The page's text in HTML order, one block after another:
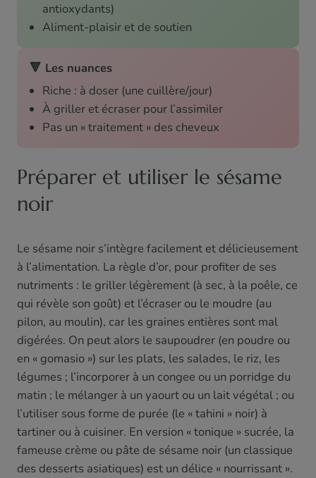
antioxydants)
Aliment-plaisir et de soutien
🔻 Les nuances
Riche : à doser (une cuillère/jour)
À griller et écraser pour l’assimiler
Pas un « traitement » des cheveux
Préparer et utiliser le sésame
noir
Le sésame noir s’intègre facilement et délicieusement
à l’alimentation. La règle d’or, pour profiter de ses
nutriments : le griller légèrement (à sec, à la poêle, ce
qui révèle son goût) et l’écraser ou le moudre (au
pilon, au moulin), car les graines entières sont mal
digérées. On peut alors le saupoudrer (en poudre ou
en « gomasio ») sur les plats, les salades, le riz, les
légumes ; l’incorporer à un congee ou un porridge du
matin ; le mélanger à un yaourt ou un lait végétal ; ou
l’utiliser sous forme de purée (le « tahini » noir) à
tartiner ou à cuisiner. En version « tonique » sucrée, la
fameuse crème ou pâte de sésame noir (un classique
des desserts asiatiques) est un délice « nourrissant ».